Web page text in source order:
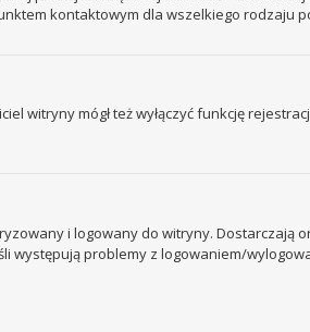
kontaktowym dla wszelkiego rodzaju
witryny mógł też wyłączyć funkcję
i logowany do witryny. Dostarczają
występują problemy z logowaniem/